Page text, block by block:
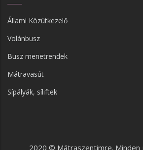
Állami Közútkezelő
Volánbusz
Busz menetrendek
Mátravasút
Sípályák, síliftek
2020 © Mátraszentimre. Minden